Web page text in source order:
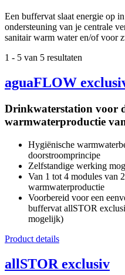
Een buffervat slaat energie op
ondersteuning van je centrale
sanitair warm water en/of voor
1 - 5 van 5 resultaten
aguaFLOW
Drinkwaterstation voor
warmwaterproductie
Hygiënische
doorstroomprincipe
Zelfstandige werking
Van 1 tot 4 modules van
warmwaterproductie
Voorbereid voor een
buffervat allSTOR
mogelijk)
Product details
allSTOR exclusiv